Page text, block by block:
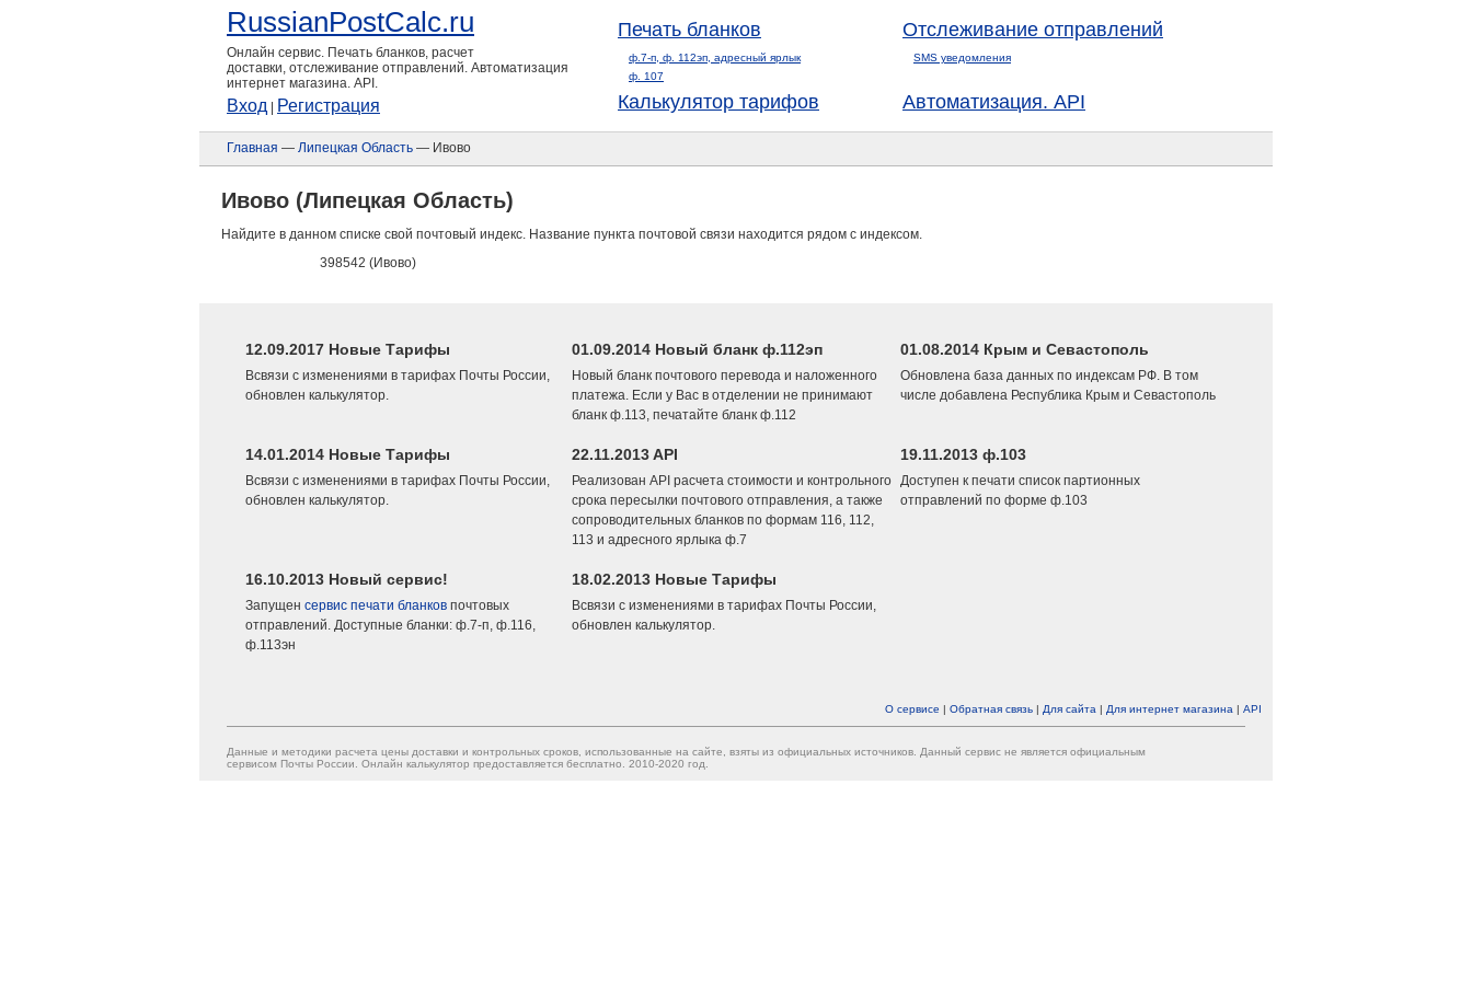
RussianPostCalc.ru
Онлайн сервис. Печать бланков, расчет
доставки, отслеживание отправлений. Автоматизация
интернет магазина. API.
Вход Регистрация
Печать бланков
ф.7-п, ф. 112эп, адресный ярлык
ф. 107
Отслеживание отправлений
SMS уведомления
Калькулятор тарифов Автоматизация. API
Главная — Липецкая Область — Ивово
Ивово (Липецкая Область)
Найдите в данном списке свой почтовый индекс. Название пункта почтовой связи находится рядом с индексом.
398542 (Ивово)
12.09.2017 Новые Тарифы
Всвязи с изменениями в тарифах Почты России,
обновлен калькулятор.
01.09.2014 Новый бланк ф.112эп
Новый бланк почтового перевода и наложенного
платежа. Если у Вас в отделении не принимают
бланк ф.113, печатайте бланк ф.112
01.08.2014 Крым и Севастополь
Обновлена база данных по индексам РФ. В том
числе добавлена Республика Крым и Севастополь
14.01.2014 Новые Тарифы
Всвязи с изменениями в тарифах Почты России,
обновлен калькулятор.
22.11.2013 API
Реализован API расчета стоимости и контрольного
срока пересылки почтового отправления, а также
сопроводительных бланков по формам 116, 112,
113 и адресного ярлыка ф.7
19.11.2013 ф.103
Доступен к печати список партионных
отправлений по форме ф.103
16.10.2013 Новый сервис!
Запущен сервис печати бланков почтовых
отправлений. Доступные бланки: ф.7-п, ф.116,
ф.113эн
18.02.2013 Новые Тарифы
Всвязи с изменениями в тарифах Почты России,
обновлен калькулятор.
О сервисе | Обратная связь | Для сайта | Для интернет магазина | API
Данные и методики расчета цены доставки и контрольных сроков, использованные на сайте, взяты из официальных источников. Данный сервис не является официальным
сервисом Почты России. Онлайн калькулятор предоставляется бесплатно. 2010-2020 год.